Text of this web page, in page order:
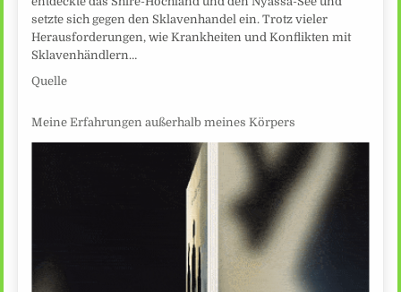
setzte sich gegen den Sklavenhandel ein. Trotz vieler
Herausforderungen, wie Krankheiten und Konflikten mit
Sklavenhändlern…
Quelle
Meine Erfahrungen außerhalb meines Körpers